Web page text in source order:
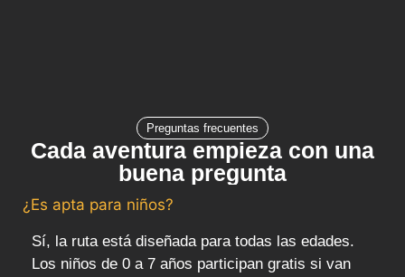
Preguntas frecuentes
Cada aventura empieza con una
buena pregunta
¿Es apta para niños?
Sí, la ruta está diseñada para todas las edades.
Los niños de 0 a 7 años participan gratis si van